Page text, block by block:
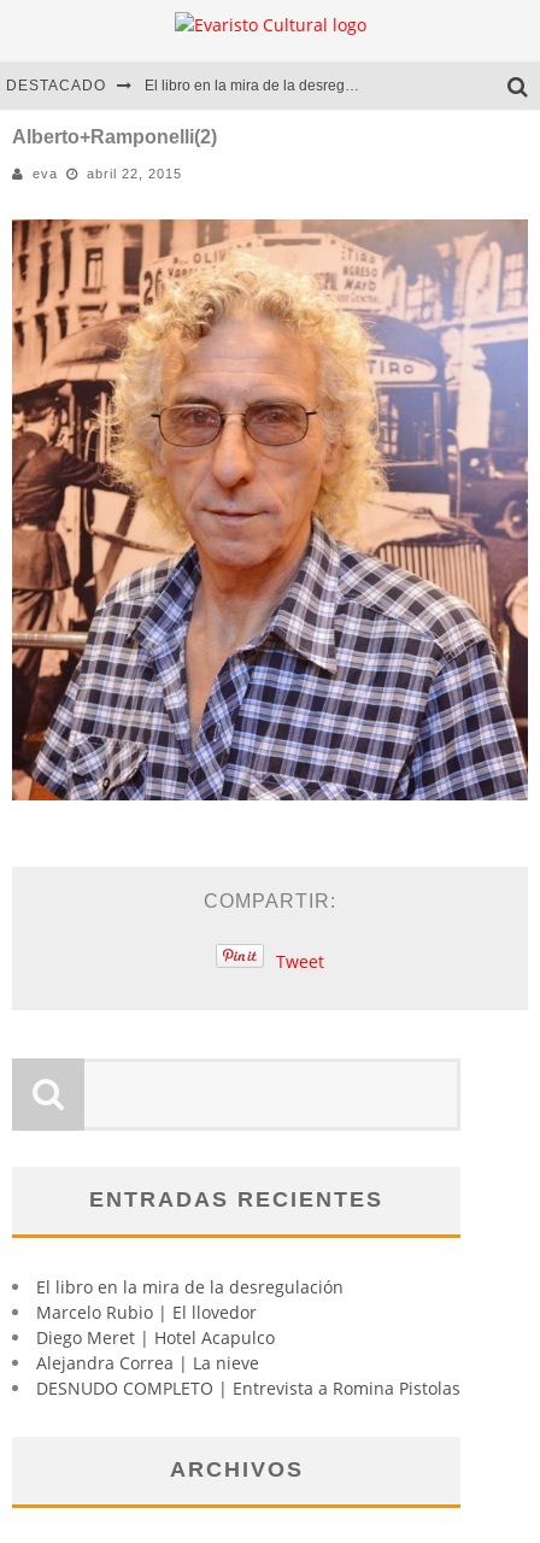
DESTACADO El libro en la mira de la desregulación
Marcelo Rubio | El llovedor
Diego Meret | Hotel Acapulco
Alejandra Correa | La nieve
Alberto+Ramponelli(2)
eva abril 22, 2015
COMPARTIR:
Tweet
ENTRADAS RECIENTES
El libro en la mira de la desregulación
Marcelo Rubio | El llovedor
Diego Meret | Hotel Acapulco
Alejandra Correa | La nieve
DESNUDO COMPLETO | Entrevista a Romina Pistolas
ARCHIVOS